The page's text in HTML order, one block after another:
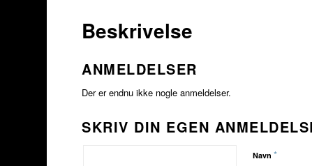
Beskrivelse
ANMELDELSER
Der er endnu ikke nogle anmeldelser.
SKRIV DIN EGEN
Navn*